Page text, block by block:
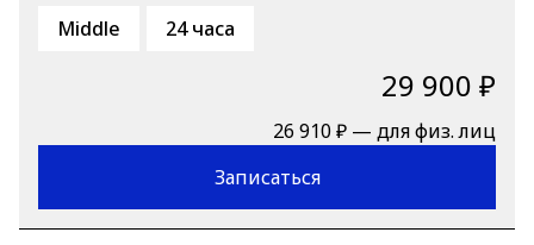
Middle 24 часа
29 900 ₽
26 910 ₽ — для физ. лиц
Записаться